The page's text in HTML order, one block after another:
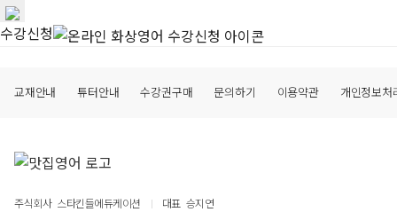
수강신청
교재안내 튜터안내 수강권구매 문의하기 이용약관 개인정보처
주식회사 스타킨들에듀케이션 대표 승지연